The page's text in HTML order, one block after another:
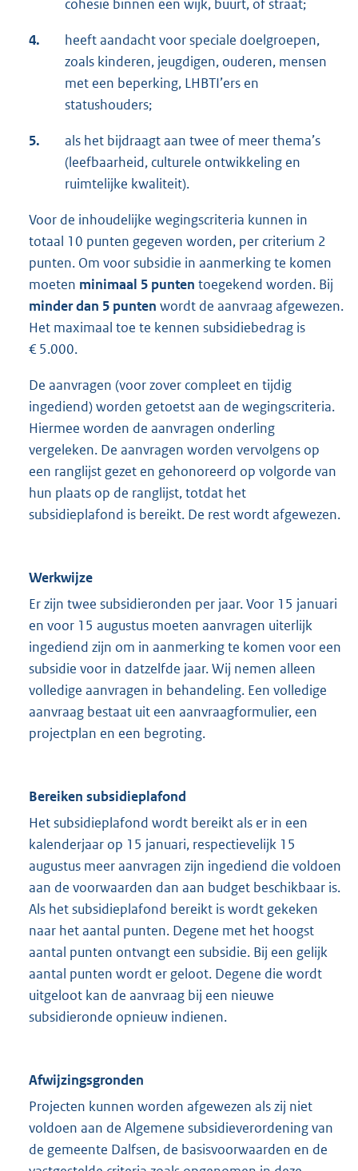
cohesie binnen een wijk, buurt, of straat;
4.
heeft aandacht voor speciale doelgroepen,
zoals kinderen, jeugdigen, ouderen, mensen
met een beperking, LHBTI’ers en
statushouders;
5.
als het bijdraagt aan twee of meer thema’s
(leefbaarheid, culturele ontwikkeling en
ruimtelijke kwaliteit).
Voor de inhoudelijke wegingscriteria kunnen in
totaal 10 punten gegeven worden, per criterium 2
punten. Om voor subsidie in aanmerking te komen
moeten minimaal 5 punten toegekend worden. Bij
minder dan 5 punten wordt de aanvraag afgewezen.
Het maximaal toe te kennen subsidiebedrag is
€ 5.000.
De aanvragen (voor zover compleet en tijdig
ingediend) worden getoetst aan de wegingscriteria.
Hiermee worden de aanvragen onderling
vergeleken. De aanvragen worden vervolgens op
een ranglijst gezet en gehonoreerd op volgorde van
hun plaats op de ranglijst, totdat het
subsidieplafond is bereikt. De rest wordt afgewezen.
Werkwijze
Er zijn twee subsidieronden per jaar. Voor 15 januari
en voor 15 augustus moeten aanvragen uiterlijk
ingediend zijn om in aanmerking te komen voor een
subsidie voor in datzelfde jaar. Wij nemen alleen
volledige aanvragen in behandeling. Een volledige
aanvraag bestaat uit een aanvraagformulier, een
projectplan en een begroting.
Bereiken subsidieplafond
Het subsidieplafond wordt bereikt als er in een
kalenderjaar op 15 januari, respectievelijk 15
augustus meer aanvragen zijn ingediend die voldoen
aan de voorwaarden dan aan budget beschikbaar is.
Als het subsidieplafond bereikt is wordt gekeken
naar het aantal punten. Degene met het hoogst
aantal punten ontvangt een subsidie. Bij een gelijk
aantal punten wordt er geloot. Degene die wordt
uitgeloot kan de aanvraag bij een nieuwe
subsidieronde opnieuw indienen.
Afwijzingsgronden
Projecten kunnen worden afgewezen als zij niet
voldoen aan de Algemene subsidieverordening van
de gemeente Dalfsen, de basisvoorwaarden en de